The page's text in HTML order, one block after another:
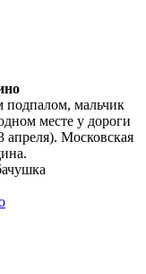
подпалом, мальчик
месте у дороги
апреля). Московская